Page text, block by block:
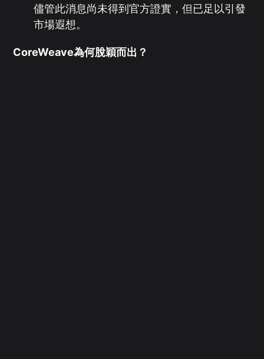
儘管此消息尚未得到官方證實，但已足以引發
市場遐想。
CoreWeave為何脫穎而出？